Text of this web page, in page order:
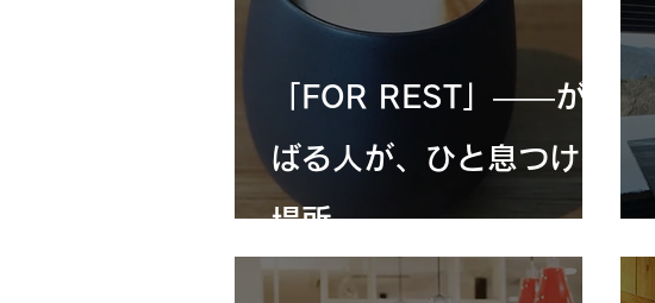
「FOR REST」――がん
ばる人が、ひと息つける
場所。